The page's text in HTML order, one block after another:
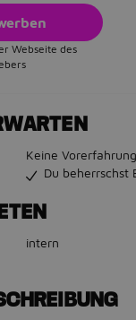
Webseite des
Keine
Du beherrschst
intern